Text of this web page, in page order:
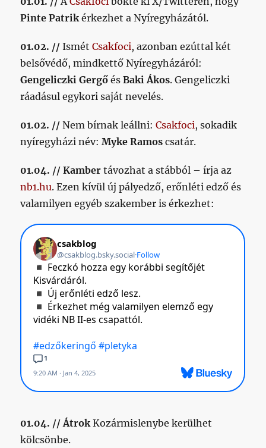
Pinte Patrikérkezhet a Nyíregyházától.
01.02. //IsmétCsakfoci, azonban ezúttal két
belsővédő, mindkettő Nyíregyházáról:
Gengeliczki Gergő ésBaki Ákos. Gengeliczki
ráadásul egykori saját nevelés.
01.02. // Nem bírnak leállni:Csakfoci, sokadik
nyíregyházi név:Myke Ramos csatár.
01.04. // Kamber távozhat a stábból – írja az
nb1.hu. Ezen kívül új pályedző, erőnléti edző és
valamilyen egyéb szakember is érkezhet:
01.04. // ÁtrokKozármislenybe kerülhet
kölcsönbe.